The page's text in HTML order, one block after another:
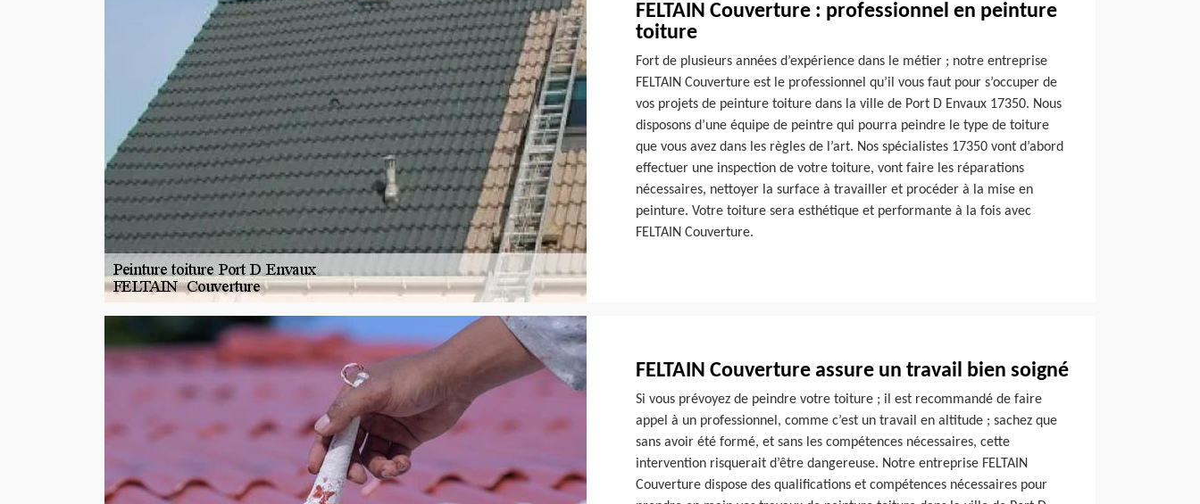
FELTAIN Couverture : professionnel en peinture
toiture
Fort de plusieurs années d’expérience dans le métier ; notre entreprise
FELTAIN Couverture est le professionnel qu’il vous faut pour s’occuper de
vos projets de peinture toiture dans la ville de Port D Envaux 17350. Nous
disposons d’une équipe de peintre qui pourra peindre le type de toiture
que vous avez dans les règles de l’art. Nos spécialistes 17350 vont d’abord
effectuer une inspection de votre toiture, vont faire les réparations
nécessaires, nettoyer la surface à travailler et procéder à la mise en
peinture. Votre toiture sera esthétique et performante à la fois avec
FELTAIN Couverture.
FELTAIN Couverture assure un travail bien soigné
Si vous prévoyez de peindre votre toiture ; il est recommandé de faire
appel à un professionnel, comme c’est un travail en altitude ; sachez que
sans avoir été formé, et sans les compétences nécessaires, cette
intervention risquerait d’être dangereuse. Notre entreprise FELTAIN
Couverture dispose des qualifications et compétences nécessaires pour